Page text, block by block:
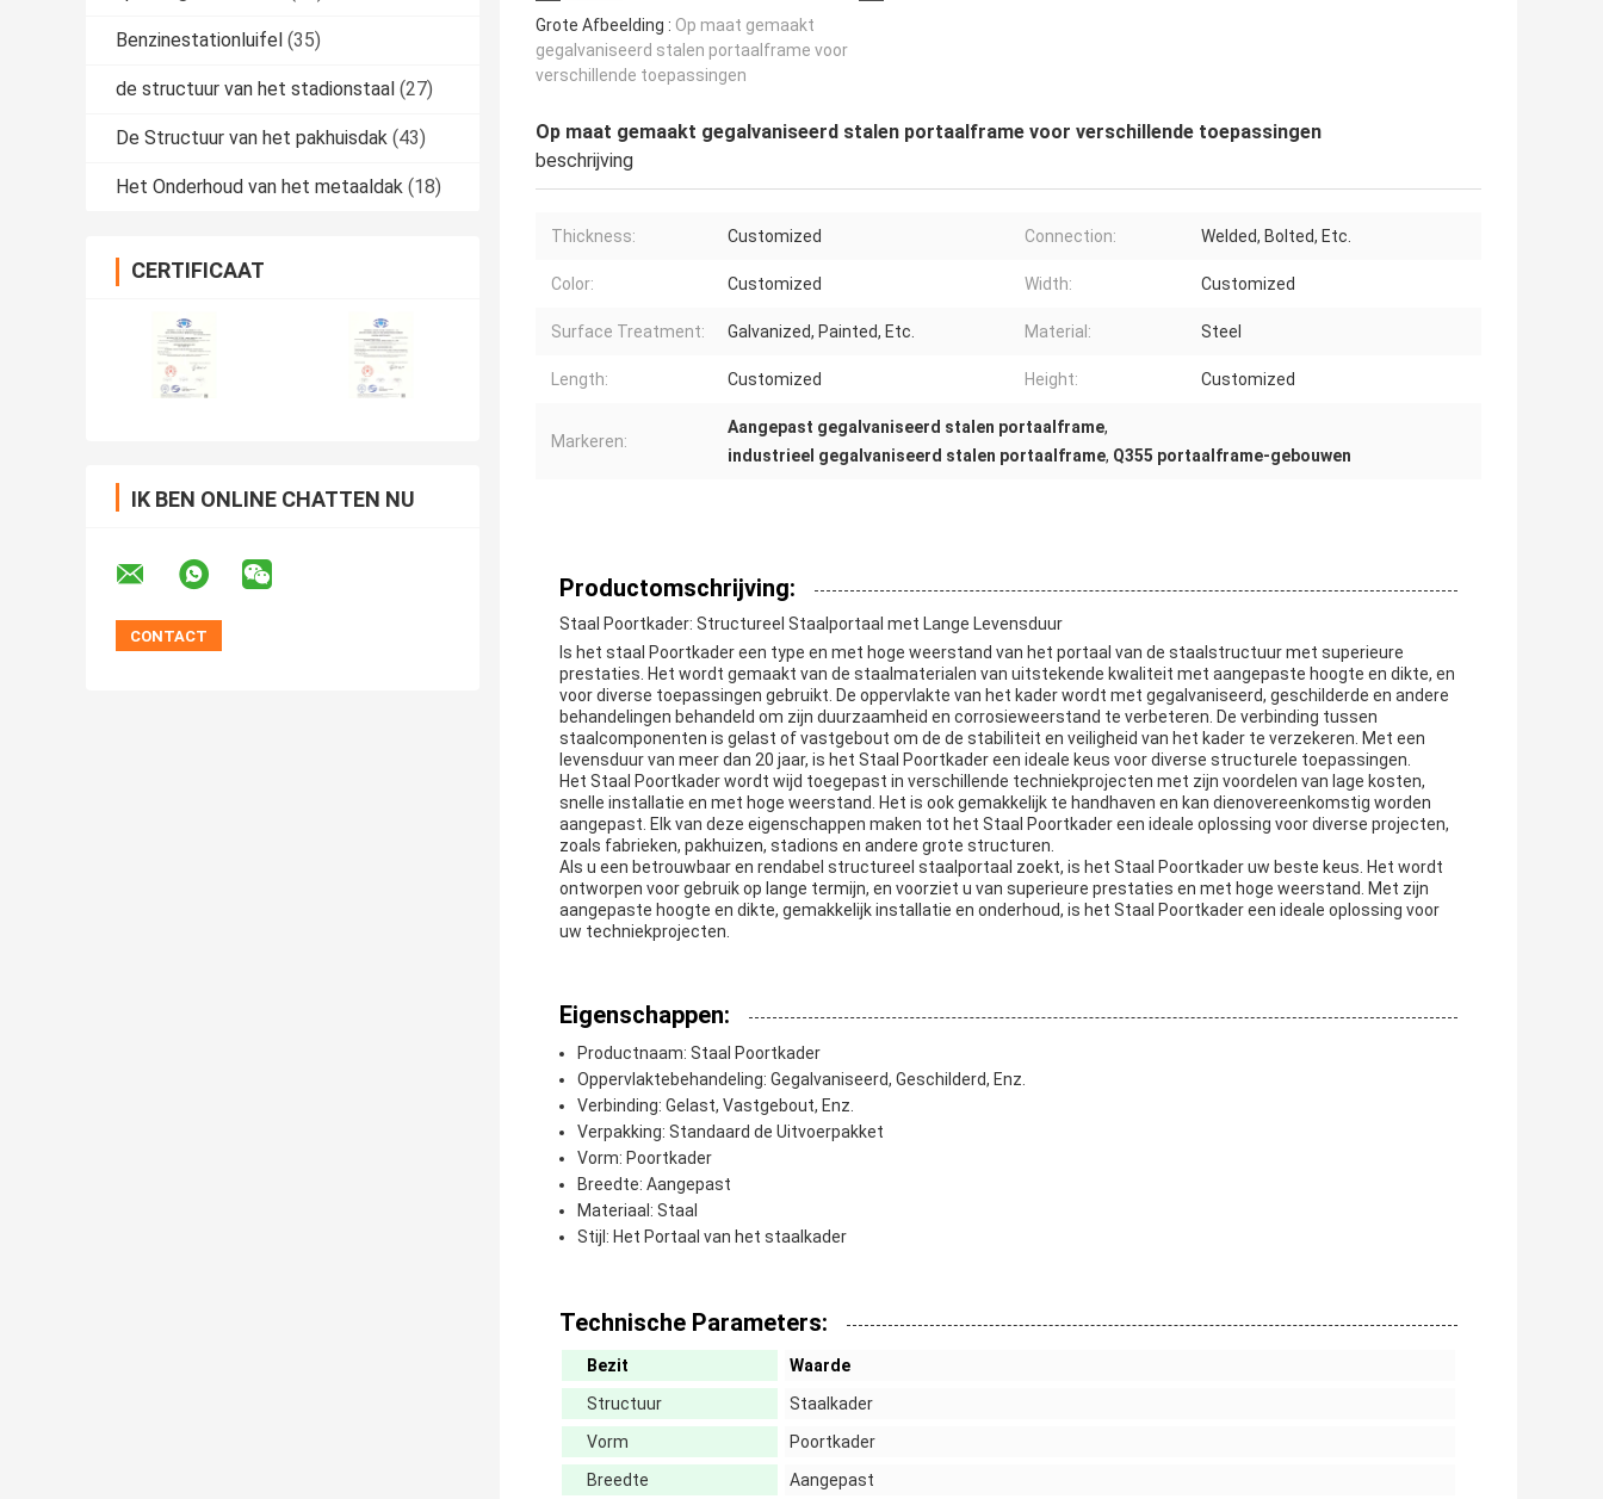
Benzinestationluifel (35)
de structuur van het stadionstaal (27)
De Structuur van het pakhuisdak (43)
Het Onderhoud van het metaaldak (18)
CERTIFICAAT
IK BEN ONLINE CHATTEN NU
Grote Afbeelding : Op maat gemaakt
gegalvaniseerd stalen portaalframe voor
verschillende toepassingen
Op maat gemaakt gegalvaniseerd stalen portaalframe voor verschillende toepassingen
beschrijving
Thickness: Customized Connection: Welded, Bolted, Etc.
Color: Customized Width: Customized
Surface Treatment: Galvanized, Painted, Etc. Material: Steel
Length: Customized Height: Customized
Markeren:
Aangepast gegalvaniseerd stalen portaalframe,
industrieel gegalvaniseerd stalen portaalframe, Q355 portaalframe-gebouwen
Productomschrijving:
Staal Poortkader: Structureel Staalportaal met Lange Levensduur
Is het staal Poortkader een type en met hoge weerstand van het portaal van de staalstructuur met superieure
prestaties. Het wordt gemaakt van de staalmaterialen van uitstekende kwaliteit met aangepaste hoogte en dikte, en
voor diverse toepassingen gebruikt. De oppervlakte van het kader wordt met gegalvaniseerd, geschilderde en andere
behandelingen behandeld om zijn duurzaamheid en corrosieweerstand te verbeteren. De verbinding tussen
staalcomponenten is gelast of vastgebout om de de stabiliteit en veiligheid van het kader te verzekeren. Met een
levensduur van meer dan 20 jaar, is het Staal Poortkader een ideale keus voor diverse structurele toepassingen.
Het Staal Poortkader wordt wijd toegepast in verschillende techniekprojecten met zijn voordelen van lage kosten,
snelle installatie en met hoge weerstand. Het is ook gemakkelijk te handhaven en kan dienovereenkomstig worden
aangepast. Elk van deze eigenschappen maken tot het Staal Poortkader een ideale oplossing voor diverse projecten,
zoals fabrieken, pakhuizen, stadions en andere grote structuren.
Als u een betrouwbaar en rendabel structureel staalportaal zoekt, is het Staal Poortkader uw beste keus. Het wordt
ontworpen voor gebruik op lange termijn, en voorziet u van superieure prestaties en met hoge weerstand. Met zijn
aangepaste hoogte en dikte, gemakkelijk installatie en onderhoud, is het Staal Poortkader een ideale oplossing voor
uw techniekprojecten.
Eigenschappen:
Productnaam: Staal Poortkader
Oppervlaktebehandeling: Gegalvaniseerd, Geschilderd, Enz.
Verbinding: Gelast, Vastgebout, Enz.
Verpakking: Standaard de Uitvoerpakket
Vorm: Poortkader
Breedte: Aangepast
Materiaal: Staal
Stijl: Het Portaal van het staalkader
Technische Parameters:
Bezit
Waarde
Structuur
Staalkader
Vorm
Poortkader
Breedte
Aangepast